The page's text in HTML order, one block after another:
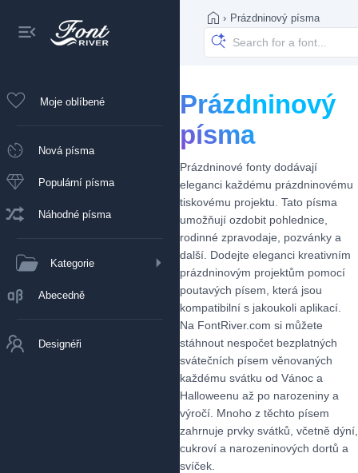
Moje oblíbené
Nová písma
Populární písma
Náhodné písma
Kategorie
Abecedně
Designéři
› Prázdninový písma
Prázdninový
písma
Prázdninové fonty dodávají
eleganci každému prázdninovému
tiskovému projektu. Tato písma
umožňují ozdobit pohlednice,
rodinné zpravodaje, pozvánky a
další. Dodejte eleganci kreativním
prázdninovým projektům pomocí
poutavých písem, která jsou
kompatibilní s jakoukoli aplikací.
Na FontRiver.com si můžete
stáhnout nespočet bezplatných
svátečních písem věnovaných
každému svátku od Vánoc a
Halloweenu až po narozeniny a
výročí. Mnoho z těchto písem
zahrnuje prvky svátků, včetně dýní,
cukroví a narozeninových dortů a
svíček.